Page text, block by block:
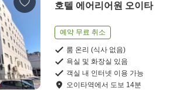
호텔 에어리어원 오이타
예약 무료 취소
룸 온리 (식사 없음)
욕실 및 화장실 있음
객실 내 인터넷 이용 가능
오이타역에서 도보 14분